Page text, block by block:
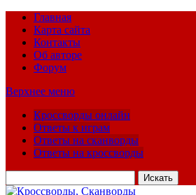
Главная
Карта сайта
Контакты
Об авторе
Форум
Верхнее меню
Кроссворды онлайн
Ответы к играм
Ответы на сканворды
Ответы на кроссворды
для: